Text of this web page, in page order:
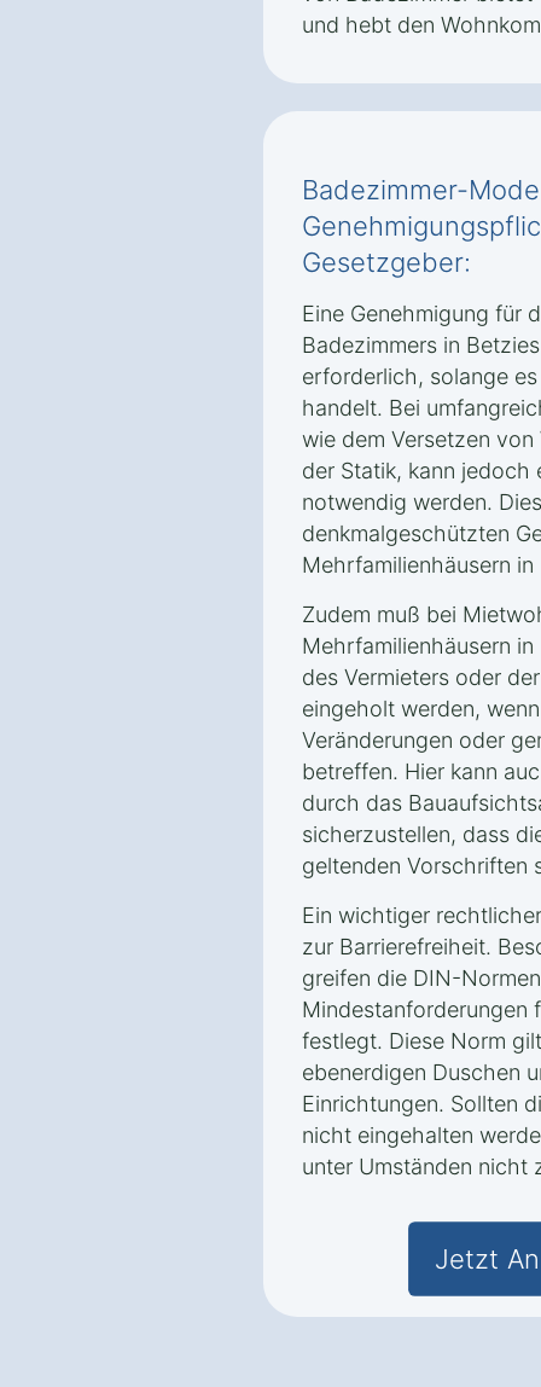
und hebt den
Badezimmer-
Gesetzgeber:
Eine Genehmigung für
Badezimmers in
erforderlich, solange
handelt. Bei
wie dem Versetzen
der Statik, kann jedoch
notwendig werden.
denkmalgeschützten
Mehrfamilienhäusern
Zudem muß bei
Mehrfamilienhäusern
des Vermieters oder
eingeholt werden,
Veränderungen oder
betreffen. Hier kann
durch das
sicherzustellen, dass
geltenden Vorschriften
Ein wichtiger
zur Barrierefreiheit.
greifen die DIN-
Mindestanforderungen
festlegt. Diese Norm
ebenerdigen Duschen
Einrichtungen. Sollten
nicht eingehalten
unter Umständen nicht
Jetzt